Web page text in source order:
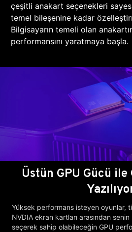
çeşitli anakart seçenekleri
temel bileşenine kadar
Bilgisayarın temeli olan
performansını yaratmaya başla.
Üstün GPU Gücü
Yüksek performans isteyen oyunlar,
NVDIA ekran kartları arasından
seçerek sahip olabileceğin GPU